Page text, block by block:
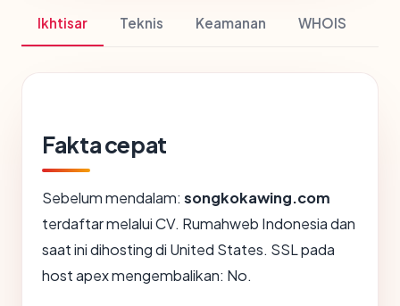
Ikhtisar Teknis Keamanan WHOIS
Fakta cepat
Sebelum mendalam: songkokawing.com
terdaftar melalui CV. Rumahweb Indonesia dan
saat ini dihosting di United States. SSL pada
host apex mengembalikan: No.